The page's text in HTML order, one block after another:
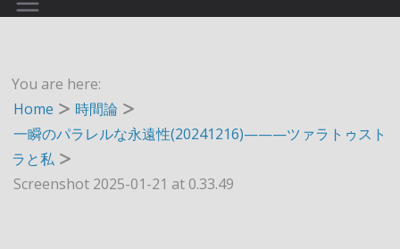
You are here:
Home
時間論
一瞬のパラレルな永遠性(20241216)———ツァラトゥスト
ラと私
Screenshot 2025-01-21 at 0.33.49